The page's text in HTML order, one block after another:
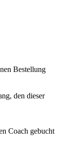
Bestellung
den dieser
Coach gebucht